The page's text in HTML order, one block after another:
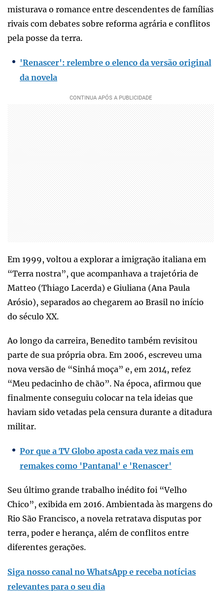
misturava o romance entre descendentes de famílias
rivais com debates sobre reforma agrária e conflitos
pela posse da terra.
'Renascer': relembre o elenco da versão original
da novela
Em 1999, voltou a explorar a imigração italiana em
“Terra nostra”, que acompanhava a trajetória de
Matteo (Thiago Lacerda) e Giuliana (Ana Paula
Arósio), separados ao chegarem ao Brasil no início
do século XX.
Ao longo da carreira, Benedito também revisitou
parte de sua própria obra. Em 2006, escreveu uma
nova versão de “Sinhá moça” e, em 2014, refez
“Meu pedacinho de chão”. Na época, afirmou que
finalmente conseguiu colocar na tela ideias que
haviam sido vetadas pela censura durante a ditadura
militar.
Por que a TV Globo aposta cada vez mais em
remakes como 'Pantanal' e 'Renascer'
Seu último grande trabalho inédito foi “Velho
Chico”, exibida em 2016. Ambientada às margens do
Rio São Francisco, a novela retratava disputas por
terra, poder e herança, além de conflitos entre
diferentes gerações.
Siga nosso canal no WhatsApp e receba notícias
relevantes para o seu dia